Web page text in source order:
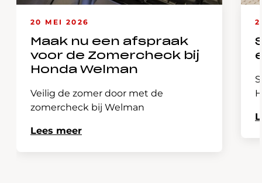
20 MEI 2026
Maak nu een afspraak
voor de Zomercheck bij
Honda Welman
Veilig de zomer door met de
zomercheck bij Welman
Lees meer